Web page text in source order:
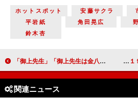
ホットスポット 安藤サクラ
平岩紙
角田晃広
鈴木杏
「御上先生」「御上先生は金八先生と同じくらい熱血だと思う」「まさにパーソナル・イズ・ポリティカルの問題が描かれていた」
関連ニュース